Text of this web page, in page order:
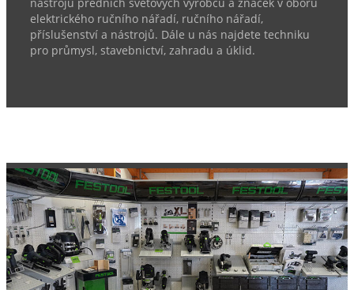
nástrojů předních světových výrobců a značek v oboru
elektrického ručního nářadí, ručního nářadí,
příslušenství a nástrojů. Dále u nás najdete techniku
pro průmysl, stavebnictví, zahradu a úklid.